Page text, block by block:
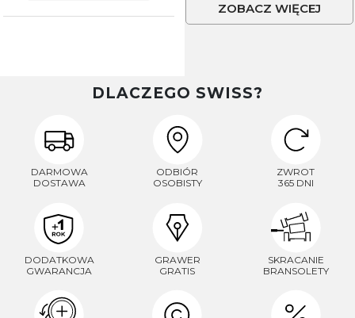
ZOBACZ WIĘCEJ
DLACZEGO SWISS?
DARMOWA
DOSTAWA
ODBIÓR
OSOBISTY
ZWROT
365 DNI
DODATKOWA
GWARANCJA
GRAWER
GRATIS
SKRACANIE
BRANSOLETY